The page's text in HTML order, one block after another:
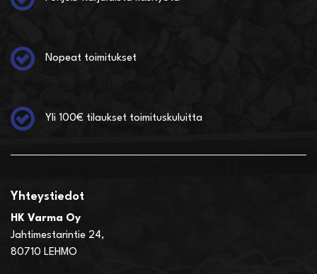
Nopeat toimitukset
Yli 100€ tilaukset toimituskuluitta
Yhteystiedot
HK Varma Oy
Jahtimestarintie 24,
80710 LEHMO